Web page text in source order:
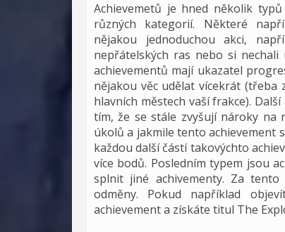
Achievemetů je hned několik
různých kategorií. Některé
nějakou jednoduchou akci,
nepřátelských ras nebo si nechali
achievementů mají ukazatel
nějakou věc udělat vícekrát (třeba
hlavních městech vaší frakce).
tím, že se stále zvyšují nároky na
úkolů a jakmile tento achievement
každou další částí takovýchto
více bodů. Posledním typem jsou
splnit jiné achivementy. Za
odměny. Pokud například
achievementa získáte titul The